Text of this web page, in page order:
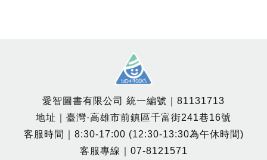
愛智圖書有限公司 統一編號｜81131713
地址｜臺灣·高雄市前鎮區千富街241巷16號
客服時間｜8:30-17:00 (12:30-13:30為午休時間)
客服專線｜07-8121571